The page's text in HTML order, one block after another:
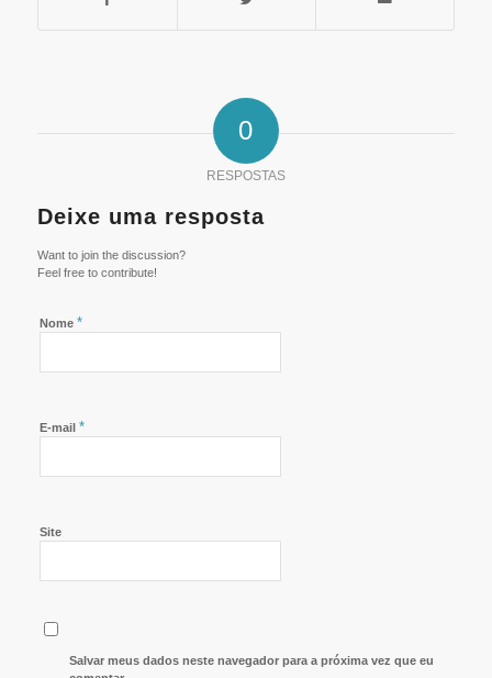
0
RESPOSTAS
Deixe uma resposta
Want to join the discussion?
Feel free to contribute!
Nome *
E-mail *
Site
Salvar meus dados neste navegador para a próxima vez que eu